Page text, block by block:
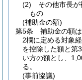
(2)
その他市長
もの
(補助金の額)
第5条
補助金の額は
2欄に定める対象
を控除した額と第
い方の額とし、
る。
(事前協議)